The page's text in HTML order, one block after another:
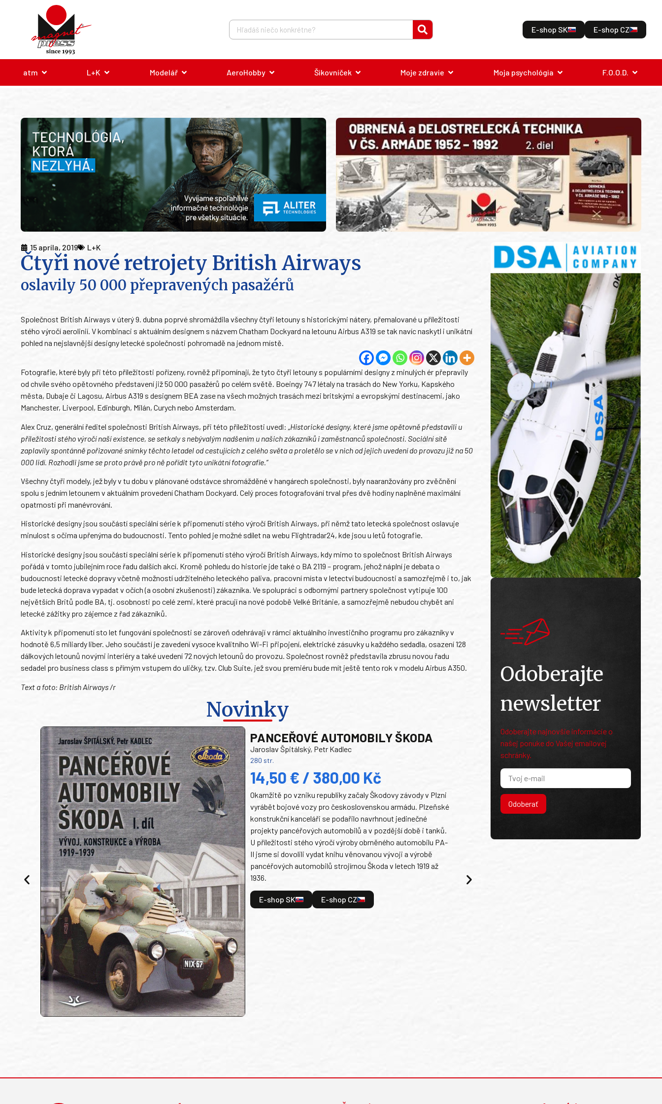
E-shop SK E-shop CZ
atm L+K Modelář AeroHobby Šikovníček Moje zdravie Moja psychológia F.O.O.D.
15 apríla, 2019 L+K
Čtyři nové retrojety British Airways
oslavily 50 000 přepravených pasažérů
Společnost British Airways v úterý 9. dubna poprvé shromáždila všechny čtyři letouny s historickými nátery, přemalované u příležitosti
stého výročí aerolinií. V kombinaci s aktuálním designem s názvem Chatham Dockyard na letounu Airbus A319 se tak navíc naskytl i unikátní
pohled na nejslavnější designy letecké společnosti pohromadě na jednom místě.
Fotografie, které byly při této příležitosti pořízeny, rovněž připomínají, že tyto čtyři letouny s populárními designy z minulých ér přepravily
od chvíle svého opětovného představení již 50 000 pasažérů po celém světě. Boeingy 747 létaly na trasách do New Yorku, Kapského
města, Dubaje či Lagosu, Airbus A319 s designem BEA zase na všech možných trasách mezi britskými a evropskými destinacemi, jako
Manchester, Liverpool, Edinburgh, Milán, Curych nebo Amsterdam.
Alex Cruz, generální ředitel společnosti British Airways, při této příležitosti uvedl: „Historické designy, které jsme opětovně představili u
příležitosti stého výročí naší existence, se setkaly s nebývalým nadšením u našich zákazníků i zaměstnanců společnosti. Sociální sítě
zaplavily spontánně pořizované snímky těchto letadel od cestujících z celého světa a proletělo se v nich od jejich uvedení do provozu již na 50
000 lidí. Rozhodli jsme se proto právě pro ně pořídit tyto unikátní fotografie.“
Všechny čtyři modely, jež byly v tu dobu v plánované odstávce shromážděné v hangárech společnosti, byly naaranžovány pro zvěčnění
spolu s jedním letounem v aktuálním provedení Chatham Dockyard. Celý proces fotografování trval přes dvě hodiny naplněné maximální
opatrností při manévrování.
Historické designy jsou součástí speciální série k připomenutí stého výročí British Airways, při němž tato letecká společnost oslavuje
minulost s očima upřenýma do budoucnosti. Tento pohled je možné sdílet na webu Flightradar24, kde jsou u letů fotografie.
Historické designy jsou součástí speciální série k připomenutí stého výročí British Airways, kdy mimo to společnost British Airways
pořádá v tomto jubilejním roce řadu dalších akcí. Kromě pohledu do historie jde také o BA 2119 – program, jehož náplní je debata o
budoucnosti letecké dopravy včetně možností udržitelného leteckého paliva, pracovní místa v letectví budoucnosti a samozřejmě i to, jak
bude letecká doprava vypadat v očích (a osobní zkušenosti) zákazníka. Ve spolupráci s odbornými partnery společnost vytipuje 100
největších Britů podle BA, tj. osobnosti po celé zemi, které pracují na nové podobě Velké Británie, a samozřejmě nebudou chybět ani
letecké zážitky pro zájemce z řad zákazníků.
Aktivity k připomenutí sto let fungování společnosti se zároveň odehrávají v rámci aktuálního investičního programu pro zákazníky v
hodnotě 6,5 miliardy liber. Jeho součástí je zavedení vysoce kvalitního Wi-Fi připojení, elektrické zásuvky u každého sedadla, osazení 128
dálkových letounů novými interiéry a také uvedení 72 nových letounů do provozu. Společnost rovněž představila zbrusu novou řadu
sedadel pro business class s přímým vstupem do uličky, tzv. Club Suite, jež svou premiéru bude mít ještě tento rok v modelu Airbus A350.
Text a foto: British Airways /r
Novinky
PANCEŘOVÉ AUTOMOBILY ŠKODA
Jaroslav Špitálský, Petr Kadlec
280 str.
14,50 € / 380,00 Kč
Okamžitě po vzniku republiky začaly Škodovy závody v Plzni
vyrábět bojové vozy pro československou armádu. Plzeňské
konstrukční kanceláři se podařilo navrhnout jedinečné
projekty pancéřových automobilů a v pozdější době i tanků.
U příležitosti stého výročí výroby obrněného automobilu PA-
II jsme si dovolili vydat knihu věnovanou vývoji a výrobě
pancéřových automobilů strojírnou Škoda v letech 1919 až
1936.
E-shop SK E-shop CZ
Odoberajte
newsletter
Odoberajte najnovšie informácie o
našej ponuke do Vašej emailovej
schránky.
Odoberať